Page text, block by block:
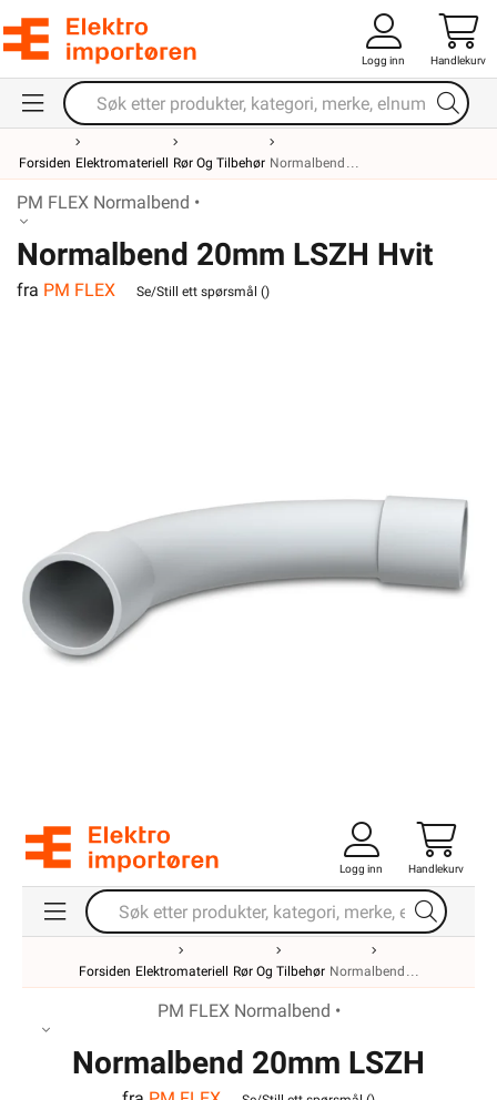
Logg inn Handlekurv
Forsiden Elektromateriell Rør Og Tilbehør Normalbend
PM FLEX Normalbend •
Normalbend 20mm LSZH Hvit
fra PM FLEX Se/Still ett spørsmål ()
Logg inn Handlekurv
Forsiden Elektromateriell Rør Og Tilbehør Normalbend
PM FLEX Normalbend •
Normalbend 20mm LSZH